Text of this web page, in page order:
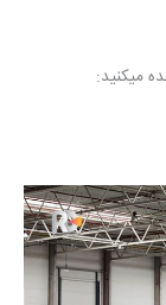
میکنید: